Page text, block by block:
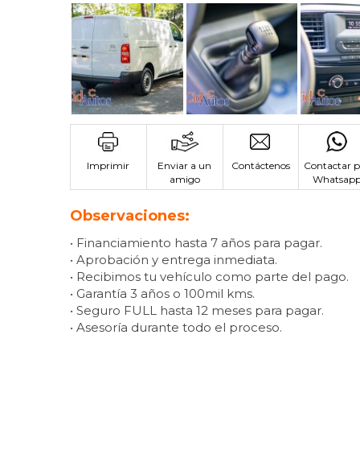
Imprimir
Enviar a un
amigo
Contáctenos
Contactar
Observaciones:
• Financiamiento hasta 7 años para pagar.
• Aprobación y entrega inmediata.
• Recibimos tu vehículo como parte del pago.
• Garantía 3 años o 100mil kms.
• Seguro FULL hasta 12 meses para pagar.
• Asesoría durante todo el proceso.